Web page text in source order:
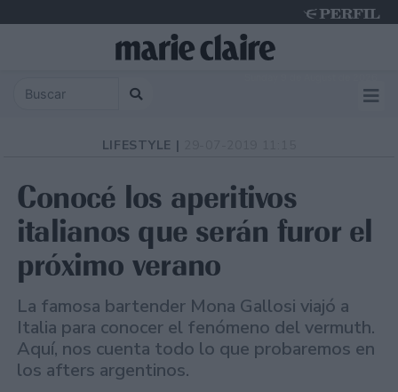
LIFESTYLE |
Conocé los aperitivos
italianos que serán furor el
próximo verano
La famosa bartender Mona Gallosi viajó a
Italia para conocer el fenómeno del vermuth.
Aquí, nos cuenta todo lo que probaremos en
los afters argentinos.